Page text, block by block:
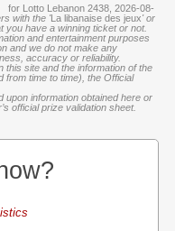
for Lotto Lebanon 2438, 2026-08-
with the 'La libanaise des jeux' or
you have a winning ticket or not.
and entertainment purposes
and we do not make any
accuracy or reliability.
this site and the information of the
from time to time), the Official
upon information obtained here or
official prize validation sheet.